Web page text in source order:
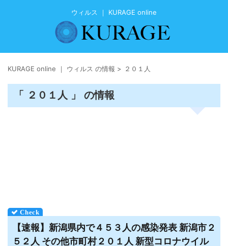
ウィルス ｜ KURAGE online
KURAGE online ｜ ウィルス の情報 > ２０１人
「 ２０１人 」 の情報
【速報】新潟県内で４５３人の感染発表 新潟市２
５２人 その他市町村２０１人 新型コロナウイル